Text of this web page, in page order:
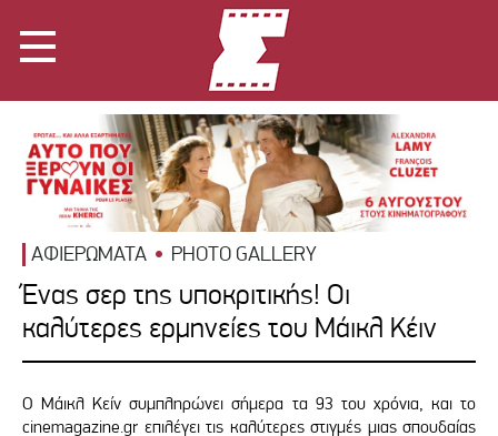
ΑΦΙΕΡΩΜΑΤΑ PHOTO GALLERY
Ένας σερ της υποκριτικής! Οι
καλύτερες ερμηνείες του Μάικλ Κέιν
Ο Μάικλ Κείν συμπληρώνει σήμερα τα 93 του χρόνια, και το
cinemagazine.gr επιλέγει τις καλύτερες στιγμές μιας σπουδαίας